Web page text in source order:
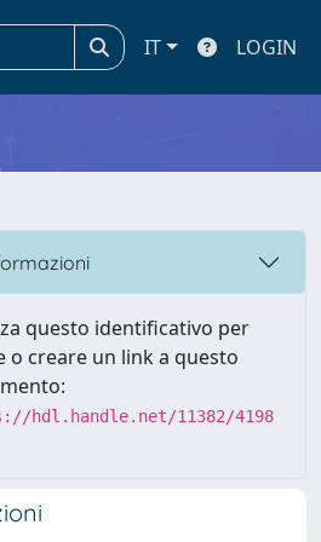
IT LOGIN
questo identificativo per
o creare un link a questo
hdl.handle.net/11382/4198